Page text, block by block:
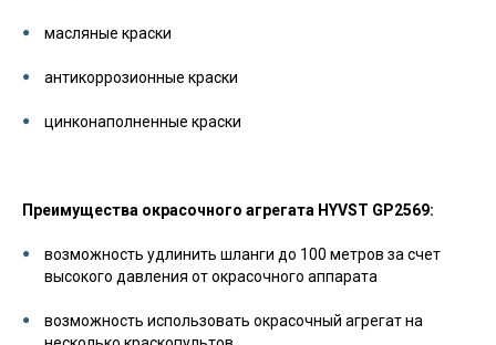
масляные краски
антикоррозионные краски
цинконаполненные краски
Преимущества окрасочного агрегата HYVST GP2569:
возможность удлинить шланги до 100 метров за счет
высокого давления от окрасочного аппарата
возможность использовать окрасочный агрегат на